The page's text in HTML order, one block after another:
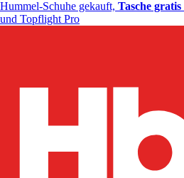
Hummel-Schuhe gekauft, Tasche gratis
und Topflight Pro